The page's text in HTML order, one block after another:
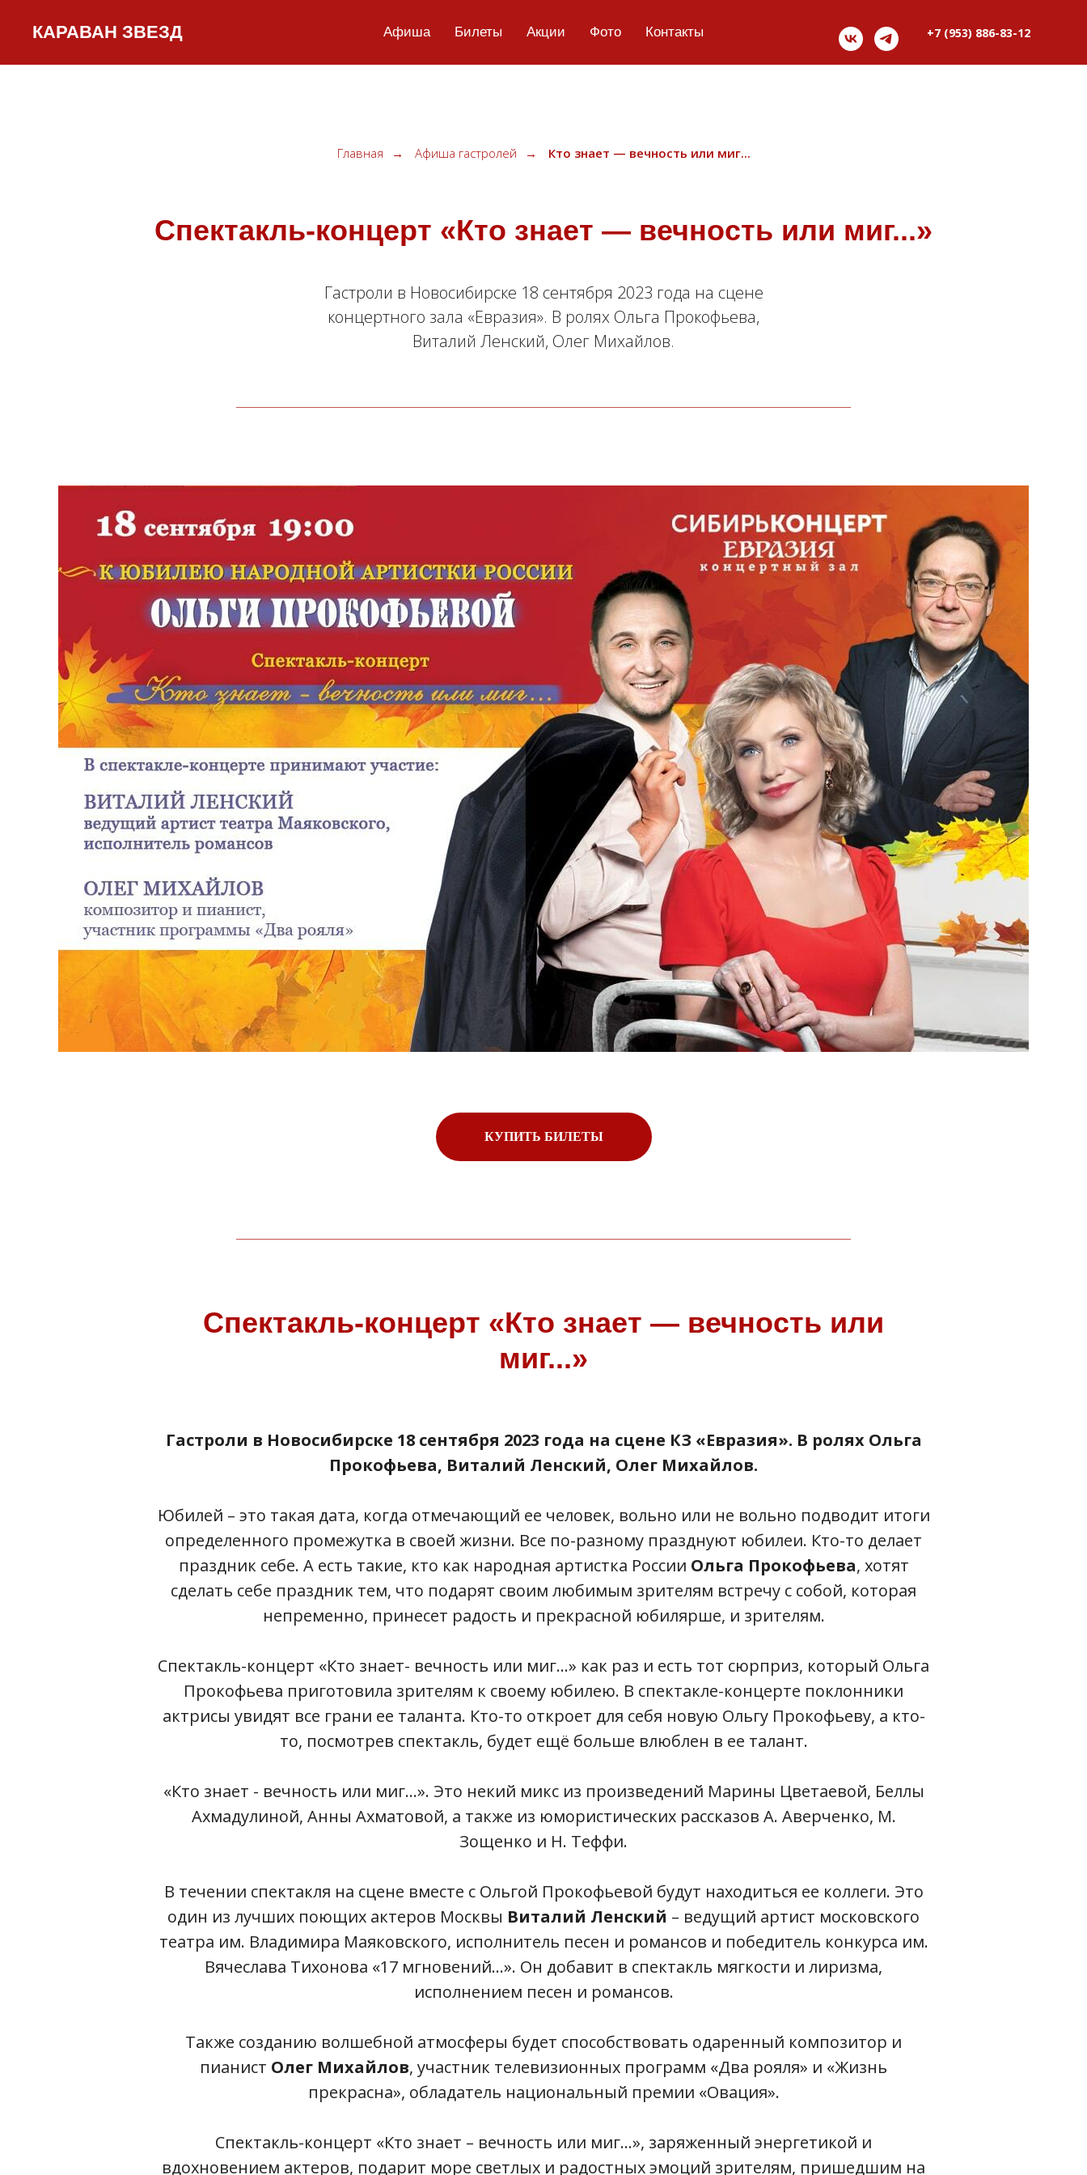
КАРАВАН ЗВЕЗД Афиша Билеты Акции Фото Контакты +7 (953) 886-83-12
Главная → Афиша гастролей → Кто знает — вечность или миг...
Спектакль-концерт «Кто знает — вечность или миг...»
Гастроли в Новосибирске 18 сентября 2023 года на сцене
концертного зала «Евразия». В ролях Ольга Прокофьева,
Виталий Ленский, Олег Михайлов.
КУПИТЬ БИЛЕТЫ
Спектакль-концерт «Кто знает — вечность или
миг...»
Гастроли в Новосибирске 18 сентября 2023 года на сцене КЗ «Евразия». В ролях Ольга
Прокофьева, Виталий Ленский, Олег Михайлов.
Юбилей – это такая дата, когда отмечающий ее человек, вольно или не вольно подводит итоги
определенного промежутка в своей жизни. Все по-разному празднуют юбилеи. Кто-то делает
праздник себе. А есть такие, кто как народная артистка России Ольга Прокофьева, хотят
сделать себе праздник тем, что подарят своим любимым зрителям встречу с собой, которая
непременно, принесет радость и прекрасной юбилярше, и зрителям.
Спектакль-концерт «Кто знает- вечность или миг...» как раз и есть тот сюрприз, который Ольга
Прокофьева приготовила зрителям к своему юбилею. В спектакле-концерте поклонники
актрисы увидят все грани ее таланта. Кто-то откроет для себя новую Ольгу Прокофьеву, а кто-
то, посмотрев спектакль, будет ещё больше влюблен в ее талант.
«Кто знает - вечность или миг...». Это некий микс из произведений Марины Цветаевой, Беллы
Ахмадулиной, Анны Ахматовой, а также из юмористических рассказов А. Аверченко, М.
Зощенко и Н. Теффи.
В течении спектакля на сцене вместе с Ольгой Прокофьевой будут находиться ее коллеги. Это
один из лучших поющих актеров Москвы Виталий Ленский – ведущий артист московского
театра им. Владимира Маяковского, исполнитель песен и романсов и победитель конкурса им.
Вячеслава Тихонова «17 мгновений...». Он добавит в спектакль мягкости и лиризма,
исполнением песен и романсов.
Также созданию волшебной атмосферы будет способствовать одаренный композитор и
пианист Олег Михайлов, участник телевизионных программ «Два рояля» и «Жизнь
прекрасна», обладатель национальный премии «Овация».
Спектакль-концерт «Кто знает – вечность или миг...», заряженный энергетикой и
вдохновением актеров, подарит море светлых и радостных эмоций зрителям, пришедшим на